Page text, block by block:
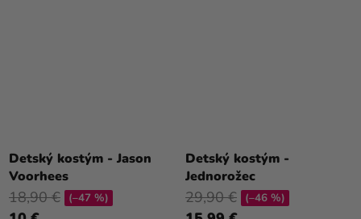
Detský kostým - Jason
Voorhees
18,90 € (–47 %)
Detský kostým -
Jednorožec
29,90 € (–46 %)